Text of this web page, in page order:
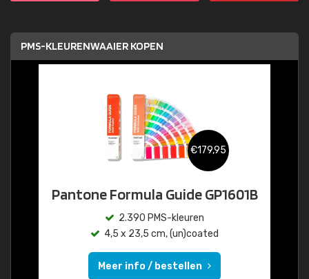
PMS-KLEURENWAAIER KOPEN
€179,95
Pantone Formula Guide GP1601B
2.390 PMS-kleuren
4,5 x 23,5 cm, (un)coated
Meer info / bestellen